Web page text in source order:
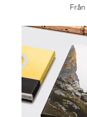
Från